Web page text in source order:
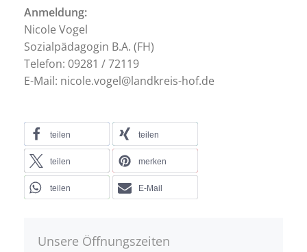
Anmeldung:
Nicole Vogel
Sozialpädagogin B.A. (FH)
Telefon: 09281 / 72119
E-Mail: nicole.vogel@landkreis-hof.de
teilen teilen
teilen merken
teilen E-Mail
Unsere Öffnungszeiten